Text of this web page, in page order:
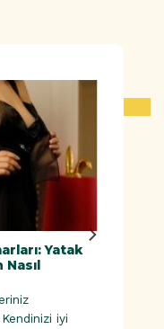
Yatak
Kendinizi iyi